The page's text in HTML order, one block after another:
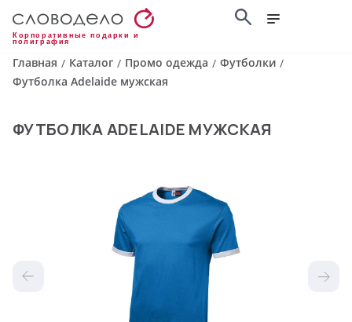
Корпоративные подарки и
полиграфия
Главная / Каталог / Промо одежда / Футболки /
Футболка Adelaide мужская
ФУТБОЛКА ADELAIDE МУЖСКАЯ